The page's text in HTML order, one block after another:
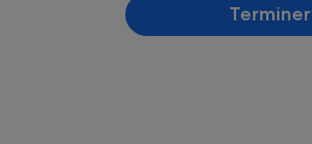
groupe
Terminer